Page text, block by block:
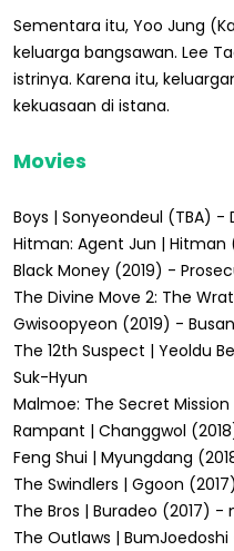
Sementara itu, Yoo Jung
keluarga bangsawan. Lee
istrinya. Karena itu,
kekuasaan di istana.
Movies
Boys | Sonyeondeul (TBA) -
Hitman: Agent Jun |
Black Money (2019) -
The Divine Move 2: The
Gwisoopyeon (2019) -
The 12th Suspect | Yeoldu
Suk-Hyun
Malmoe: The Secret
Rampant | Changgwol
Feng Shui | Myungdang
The Swindlers | Ggoon
The Bros | Buradeo (2017)
The Outlaws |